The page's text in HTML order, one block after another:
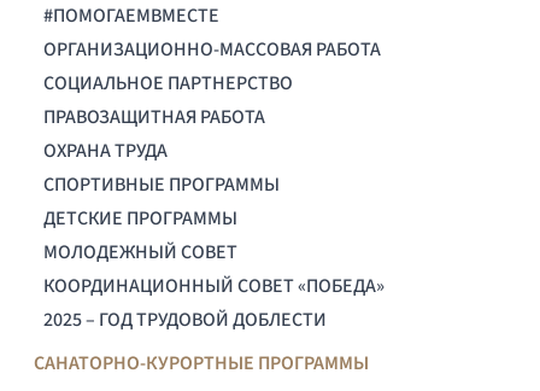
#ПОМОГАЕМВМЕСТЕ
ОРГАНИЗАЦИОННО-МАССОВАЯ РАБОТА
СОЦИАЛЬНОЕ ПАРТНЕРСТВО
ПРАВОЗАЩИТНАЯ РАБОТА
ОХРАНА ТРУДА
СПОРТИВНЫЕ ПРОГРАММЫ
ДЕТСКИЕ ПРОГРАММЫ
МОЛОДЕЖНЫЙ СОВЕТ
КООРДИНАЦИОННЫЙ СОВЕТ «ПОБЕДА»
2025 – ГОД ТРУДОВОЙ ДОБЛЕСТИ
САНАТОРНО-КУРОРТНЫЕ ПРОГРАММЫ